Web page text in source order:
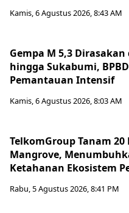
Kamis, 6 Agustus 2026, 8:43 AM
Gempa M 5,3
hingga Sukabumi,
Pemantauan Intensif
Kamis, 6 Agustus 2026, 8:03 AM
TelkomGroup Tanam 20
Mangrove,
Ketahanan Ekosistem
Rabu, 5 Agustus 2026, 8:41 PM